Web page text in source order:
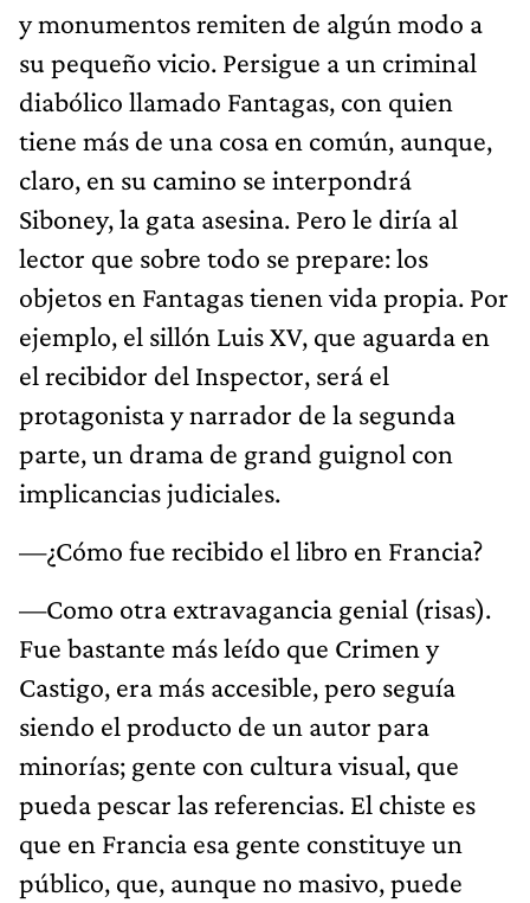
y monumentos remiten de algún modo a
su pequeño vicio. Persigue a un criminal
diabólico llamado Fantagas, con quien
tiene más de una cosa en común, aunque,
claro, en su camino se interpondrá
Siboney, la gata asesina. Pero le diría al
lector que sobre todo se prepare: los
objetos en Fantagas tienen vida propia. Por
ejemplo, el sillón Luis XV, que aguarda en
el recibidor del Inspector, será el
protagonista y narrador de la segunda
parte, un drama de grand guignol con
implicancias judiciales.
—¿Cómo fue recibido el libro en Francia?
—Como otra extravagancia genial (risas).
Fue bastante más leído que Crimen y
Castigo, era más accesible, pero seguía
siendo el producto de un autor para
minorías; gente con cultura visual, que
pueda pescar las referencias. El chiste es
que en Francia esa gente constituye un
público, que, aunque no masivo, puede